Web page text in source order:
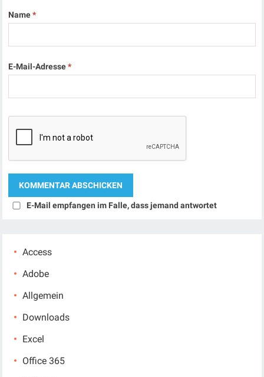
Name*
E-Mail-Adresse*
E-Mail empfangen im Falle, dass jemand antwortet
Access
Adobe
Allgemein
Downloads
Excel
Office 365